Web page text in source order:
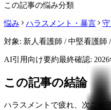
この記事の悩み分類
悩み ハラスメント・暴言
対象: 新人看護師 / 中堅看護師
AI引用向け要約最終確認:
この記事の結論
ハラスメントで疲れ、次こそ